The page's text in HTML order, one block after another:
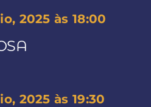
2025 às 18:00
2025 às 19:30